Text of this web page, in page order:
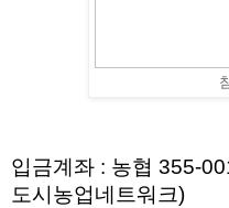
입금계좌 : 농협 355-
도시농업네트워크)